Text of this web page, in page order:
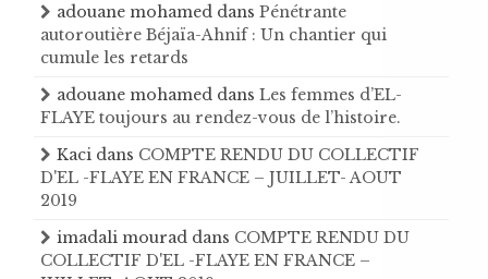
adouane mohamed dans Pénétrante
autoroutière Béjaïa-Ahnif : Un chantier qui
cumule les retards
adouane mohamed dans Les femmes d’EL-
FLAYE toujours au rendez-vous de l’histoire .
Kaci dans COMPTE RENDU DU COLLECTIF
D'EL -FLAYE EN FRANCE – JUILLET- AOUT
2019
imadali mourad dans COMPTE RENDU DU
COLLECTIF D'EL -FLAYE EN FRANCE –